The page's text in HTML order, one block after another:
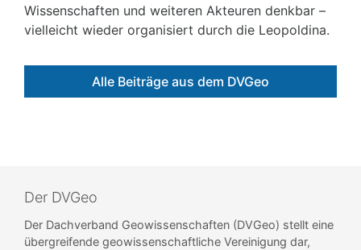
Wissenschaften und weiteren Akteuren denkbar –
vielleicht wieder organisiert durch die Leopoldina.
Alle Beiträge aus dem DVGeo
Der DVGeo
Der Dachverband Geowissenschaften (DVGeo) stellt eine
übergreifende geowissenschaftliche Vereinigung dar,